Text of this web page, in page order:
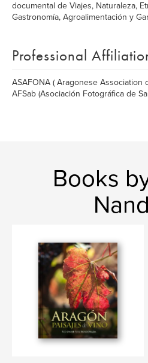
documental de Viajes, Naturaleza,
Gastronomía, Agroalimentación y
Professional
ASAFONA ( Aragonese Association
AFSab (Asociación Fotográfica de
Books